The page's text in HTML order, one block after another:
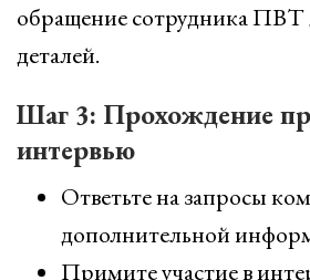
обращение сотрудника ПВТ
деталей.
Шаг 3: Прохождение
интервью
Ответьте на запросы
дополнительной
Примите участие в